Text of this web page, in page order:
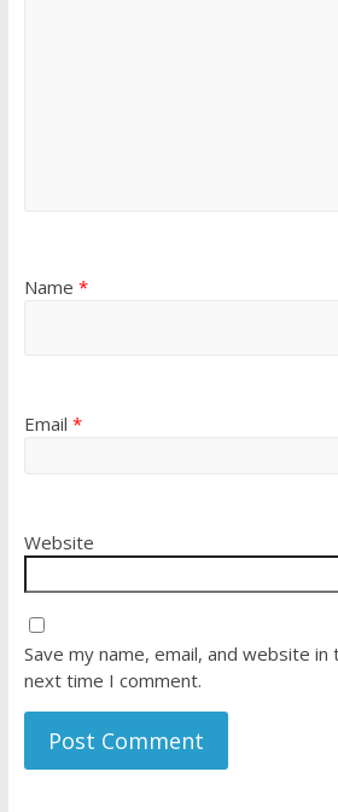
Name *
Email *
Website
Save my name, email, and website
next time I comment.